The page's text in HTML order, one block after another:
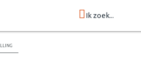
Ik zoek...